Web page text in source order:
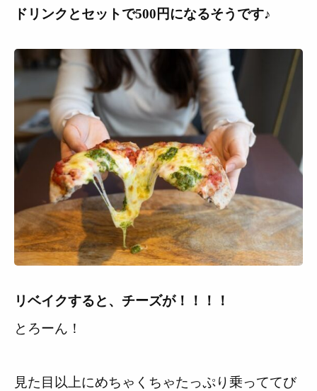
ドリンクとセットで500円になるそうです♪
リベイクすると、チーズが！！！！
とろーん！
見た目以上にめちゃくちゃたっぷり乗っててび